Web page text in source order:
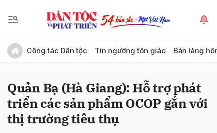
Công tác Dân tộc Tín ngưỡng tôn giáo Bản làng
Quản Bạ (Hà Giang): Hỗ trợ phát
triển các sản phẩm OCOP gắn với
thị trường tiêu thụ
Gửi bình luận